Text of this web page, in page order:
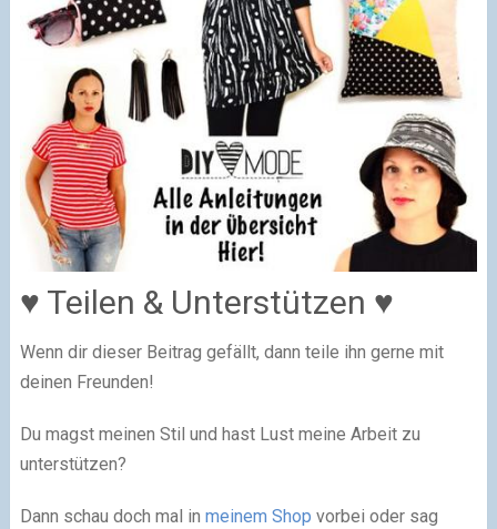
♥ Teilen & Unterstützen ♥
Wenn dir dieser Beitrag gefällt, dann teile ihn gerne mit
deinen Freunden!
Du magst meinen Stil und hast Lust meine Arbeit zu
unterstützen?
Dann schau doch mal in meinem Shop vorbei oder sag